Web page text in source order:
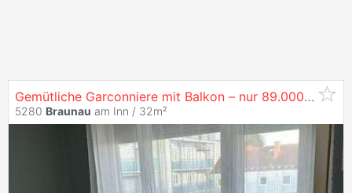
Gemütliche Garconniere mit Balkon – nur 89.000 €!
5280 Braunau am Inn / 32m²